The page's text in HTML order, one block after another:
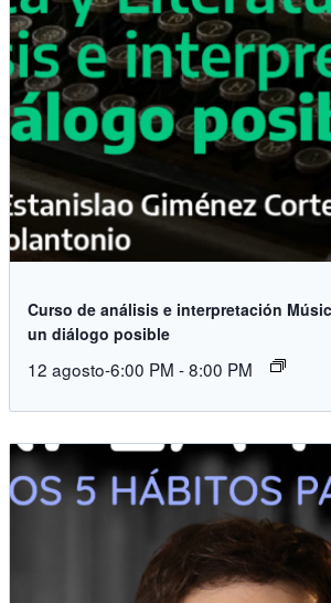
Curso de análisis e interpretación
un diálogo posible
12 agosto-6:00 PM -8:00 PM